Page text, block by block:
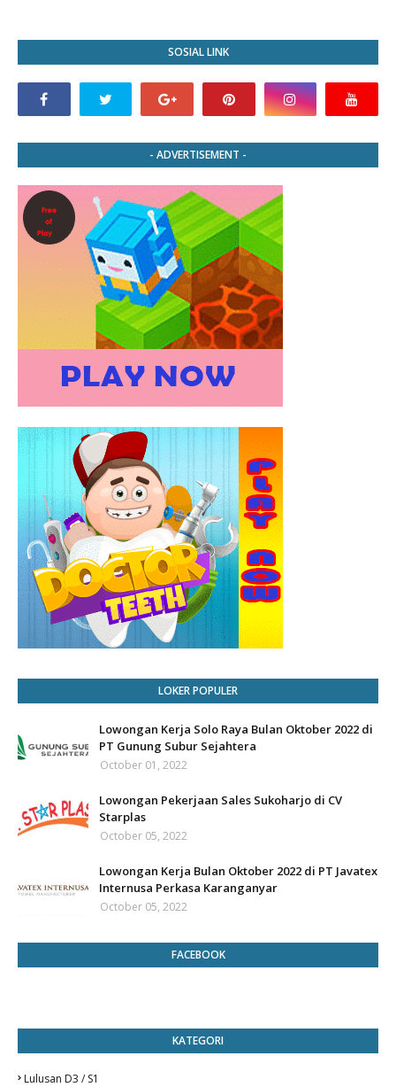
SOSIAL LINK
- ADVERTISEMENT -
LOKER POPULER
Lowongan Kerja Solo Raya Bulan Oktober 2022 di
PT Gunung Subur Sejahtera
October 01, 2022
Lowongan Pekerjaan Sales Sukoharjo di CV
Starplas
October 05, 2022
Lowongan Kerja Bulan Oktober 2022 di PT Javatex
Internusa Perkasa Karanganyar
October 05, 2022
FACEBOOK
KATEGORI
Lulusan D3 / S1